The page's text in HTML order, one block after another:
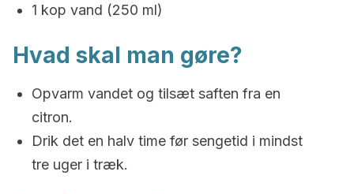
1 kop vand (250 ml)
Hvad skal man gøre?
Opvarm vandet og tilsæt saften fra en
citron.
Drik det en halv time før sengetid i mindst
tre uger i træk.